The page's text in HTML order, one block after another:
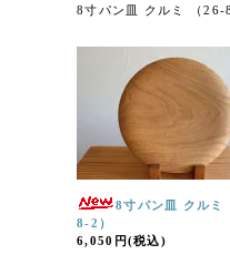
8寸パン皿 クルミ （26-
8寸パン皿 クルミ
8-2）
6,050円(税込)